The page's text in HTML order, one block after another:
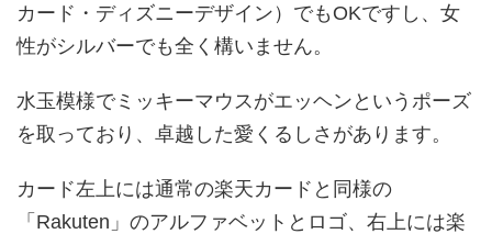
カード・ディズニーデザイン）でもOKですし、女
性がシルバーでも全く構いません。
水玉模様でミッキーマウスがエッヘンというポーズ
を取っており、卓越した愛くるしさがあります。
カード左上には通常の楽天カードと同様の
「Rakuten」のアルファベットとロゴ、右上には楽